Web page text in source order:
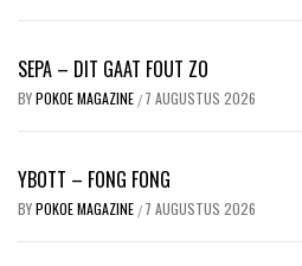
SEPA – DIT GAAT FOUT ZO
BYPOKOE MAGAZINE / 7 AUGUSTUS 2026
YBOTT – FONG FONG
BYPOKOE MAGAZINE / 7 AUGUSTUS 2026